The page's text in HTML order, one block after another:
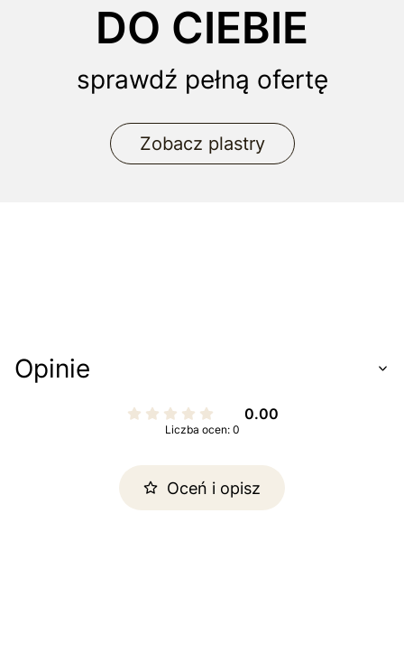
DO CIEBIE
sprawdź pełną ofertę
Zobacz plastry
Opinie
0.00
Liczba ocen: 0
Oceń i opisz